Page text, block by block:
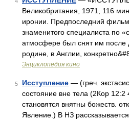
Великобритания, 1971, 116
иронии. Предпоследний
знаменитого специалиста по
атмосфере был снят им после
родине, в Англии,
Энциклопедия кино
5 Исступление — (греч.
состояние вне тела (2Кор
становятся внятны божеств.
Явление.) В НЗ